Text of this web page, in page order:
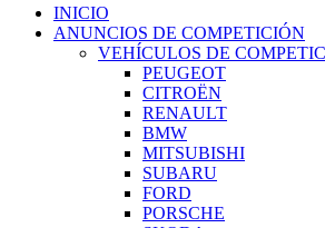
INICIO
ANUNCIOS DE COMPETICIÓN
VEHÍCULOS DE
PEUGEOT
CITROËN
RENAULT
BMW
MITSUBISHI
SUBARU
FORD
PORSCHE